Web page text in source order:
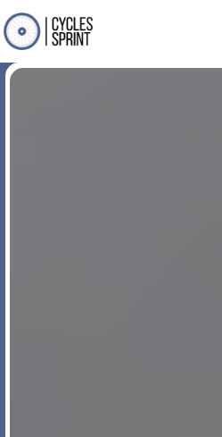
Panneau de gestion des cookies